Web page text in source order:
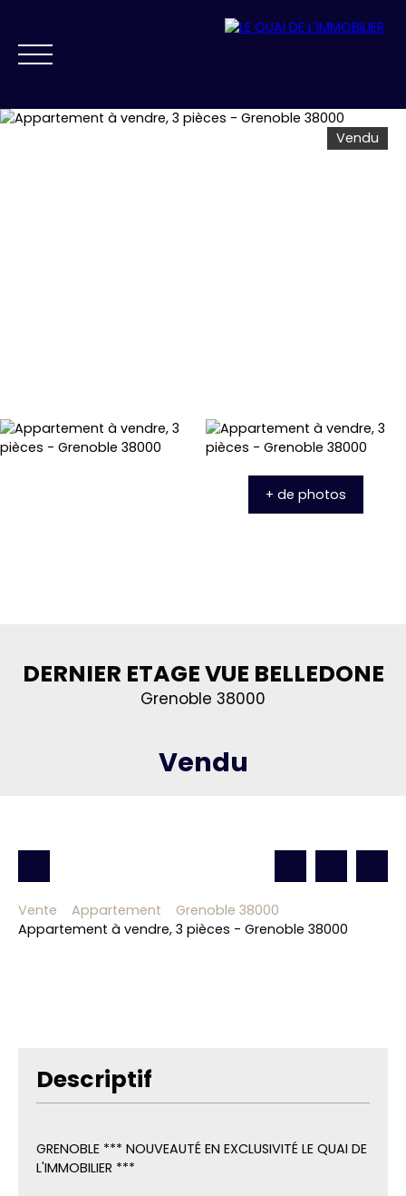
Vendu
+ de photos
DERNIER ETAGE VUE BELLEDONE
Grenoble 38000
Vendu
Vente Appartement
Grenoble 38000
Appartement à vendre, 3 pièces - Grenoble 38000
Descriptif
GRENOBLE *** NOUVEAUTÉ EN EXCLUSIVITÉ LE QUAI DE
L'IMMOBILIER ***